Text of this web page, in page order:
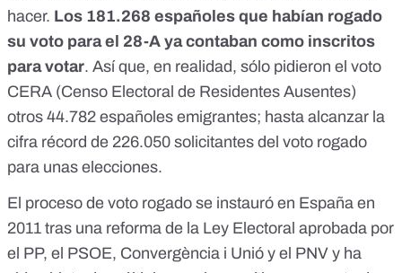
hacer. Los 181.268 españoles que habían rogado
su voto para el 28-A ya contaban como inscritos
para votar. Así que, en realidad, sólo pidieron el voto
CERA (Censo Electoral de Residentes Ausentes)
otros 44.782 españoles emigrantes; hasta alcanzar la
cifra récord de 226.050 solicitantes del voto rogado
para unas elecciones.
El proceso de voto rogado se instauró en España en
2011 tras una reforma de la Ley Electoral aprobada por
el PP, el PSOE, Convergència i Unió y el PNV y ha